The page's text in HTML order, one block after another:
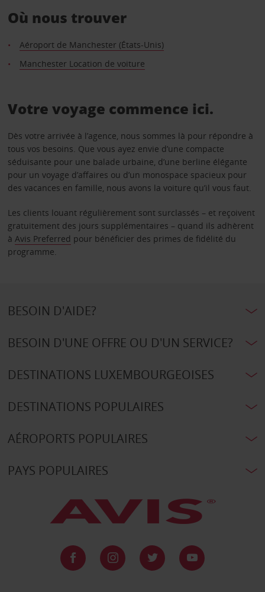
Où nous trouver
Aéroport de Manchester (États-Unis)
Manchester Location de voiture
Votre voyage commence ici.
Dès votre arrivée à l’agence, nous sommes là pour répondre à
tous vos besoins. Que vous ayez envie d’une compacte
séduisante pour une balade urbaine, d’une berline élégante
pour un voyage d’affaires ou d’un monospace spacieux pour
des vacances en famille, nous avons la voiture qu’il vous faut.
Les clients louant régulièrement sont surclassés – et reçoivent
gratuitement des jours supplémentaires – quand ils adhèrent
à Avis Preferred pour bénéficier des primes de fidélité du
programme.
BESOIN D'AIDE?
BESOIN D'UNE OFFRE OU D'UN SERVICE?
DESTINATIONS LUXEMBOURGEOISES
DESTINATIONS POPULAIRES
AÉROPORTS POPULAIRES
PAYS POPULAIRES